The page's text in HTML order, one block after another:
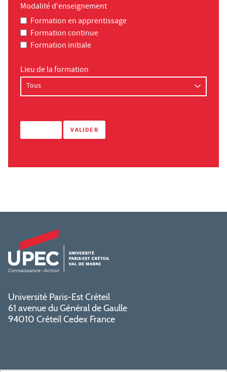
Modalité d'enseignement
Formation en apprentissage
Formation continue
Formation initiale
Lieu de la formation
Université Paris-Est Créteil
61 avenue du Général de Gaulle
94010 Créteil Cedex France